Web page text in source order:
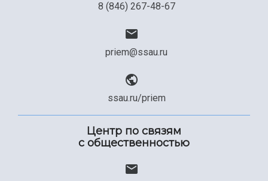
8 (846) 267-48-67
priem@ssau.ru
ssau.ru/priem
Центр по связям
с общественностью